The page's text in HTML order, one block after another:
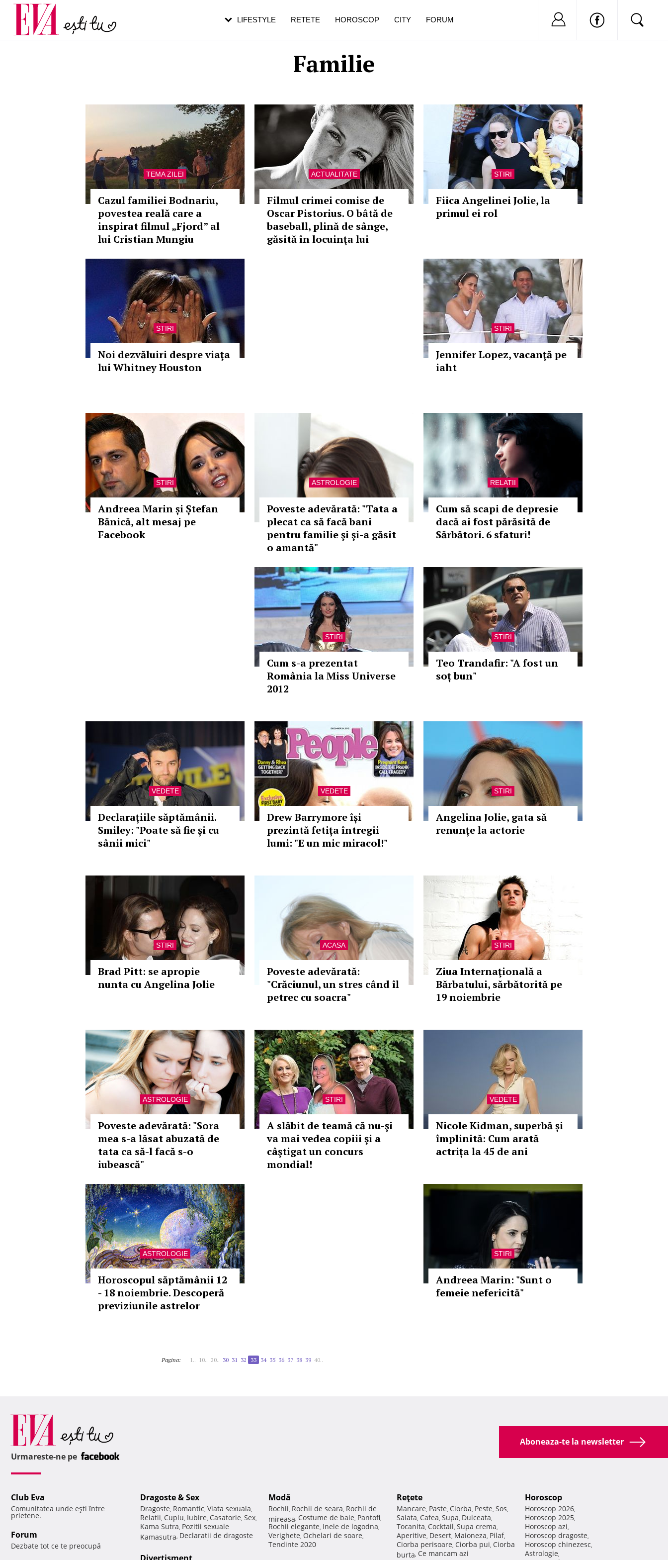
Familie
TEMA ZILEI
Cazul familiei Bodnariu,
povestea reală care a
inspirat filmul „Fjord” al
lui Cristian Mungiu
ACTUALITATE
Filmul crimei comise de
Oscar Pistorius. O bâtă de
baseball, plină de sânge,
găsită în locuinţa lui
STIRI
Fiica Angelinei Jolie, la
primul ei rol
STIRI
Noi dezvăluiri despre viaţa
lui Whitney Houston
STIRI
Jennifer Lopez, vacanţă pe
iaht
STIRI
Andreea Marin și Ștefan
Bănică, alt mesaj pe
Facebook
ASTROLOGIE
Poveste adevărată: "Tata a
plecat ca să facă bani
pentru familie şi şi-a găsit
o amantă"
RELATII
Cum să scapi de depresie
dacă ai fost părăsită de
Sărbători. 6 sfaturi!
STIRI
Cum s-a prezentat
România la Miss Universe
2012
STIRI
Teo Trandafir: "A fost un
soț bun"
VEDETE
Declarațiile săptămânii.
Smiley: "Poate să fie și cu
sânii mici"
VEDETE
Drew Barrymore își
prezintă fetița întregii
lumi: "E un mic miracol!"
STIRI
Angelina Jolie, gata să
renunțe la actorie
STIRI
Brad Pitt: se apropie
nunta cu Angelina Jolie
ACASA
Poveste adevărată:
"Crăciunul, un stres când îl
petrec cu soacra"
STIRI
Ziua Internaţională a
Bărbatului, sărbătorită pe
19 noiembrie
ASTROLOGIE
Poveste adevărată: "Sora
mea s-a lăsat abuzată de
tata ca să-l facă s-o
iubească"
STIRI
A slăbit de teamă că nu-şi
va mai vedea copiii şi a
câştigat un concurs
mondial!
VEDETE
Nicole Kidman, superbă și
împlinită: Cum arată
actrița la 45 de ani
ASTROLOGIE
Horoscopul săptămânii 12
- 18 noiembrie. Descoperă
previziunile astrelor
STIRI
Andreea Marin: "Sunt o
femeie nefericită"
Pagina: 1.. 10.. 20.. 30 31 32 33 34 35 36 37 38 39 40..
LIFESTYLE RETETE HOROSCOP CITY FORUM Nu ai cont?
Carieră
Actualitate
pe măsură ce înaintezi în vârstă
de dureroasă este investigația
Aboneaza-te la newsletter
Urmareste-ne pe
Club Eva
Comunitatea unde eşti între
prietene.
Forum
Dezbate tot ce te preocupă
Dragoste & Sex
Dragoste, Romantic, Viata sexuala,
Relatii, Cuplu, Iubire, Casatorie, Sex,
Kama Sutra, Pozitii sexuale
Kamasutra, Declaratii de dragoste
Modă
Rochii, Rochii de seara, Rochii de
mireasa, Costume de baie, Pantofi,
Rochii elegante, Inele de logodna,
Verighete, Ochelari de soare,
Tendinte 2020
Reţete
Mancare, Paste, Ciorba, Peste, Sos,
Salata, Cafea, Supa, Dulceata,
Tocanita, Cocktail, Supa crema,
Aperitive, Desert, Maioneza, Pilaf,
Ciorba perisoare, Ciorba pui, Ciorba
burta, Ce mancam azi
Horoscop
Horoscop 2026,
Horoscop 2025,
Horoscop azi,
Horoscop dragoste,
Horoscop chinezesc,
Astrologie,